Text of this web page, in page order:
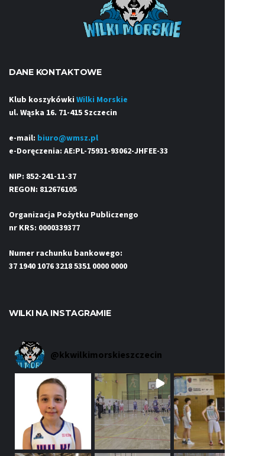
DANE KONTAKTOWE
Klub koszykówki Wilki Morskie
ul. Wąska 16. 71-415 Szczecin
e-mail: biuro@wmsz.pl
e-Doręczenia: AE:PL-75931-93062-JHFEE-33
NIP: 852-241-11-37
REGON: 812676105
Organizacja Pożytku Publiczengo
nr KRS: 0000339377
Numer rachunku bankowego:
37 1940 1076 3218 5351 0000 0000
WILKI NA INSTAGRAMIE
@kkwilkimorskieszczecin